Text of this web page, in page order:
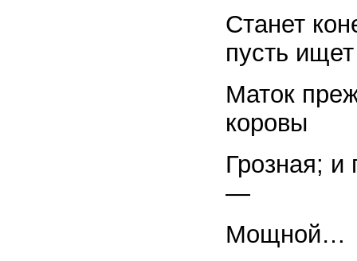
Станет
пусть ищет
Маток
коровы
Грозная;
—
Мощной…